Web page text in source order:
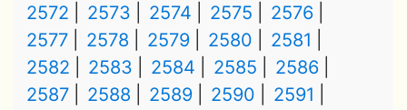
2572
2573 2574 2575
2576
2577
2578 2579 2580
2581
2582
2583 2584 2585
2586
2587
2588 2589 2590
2591